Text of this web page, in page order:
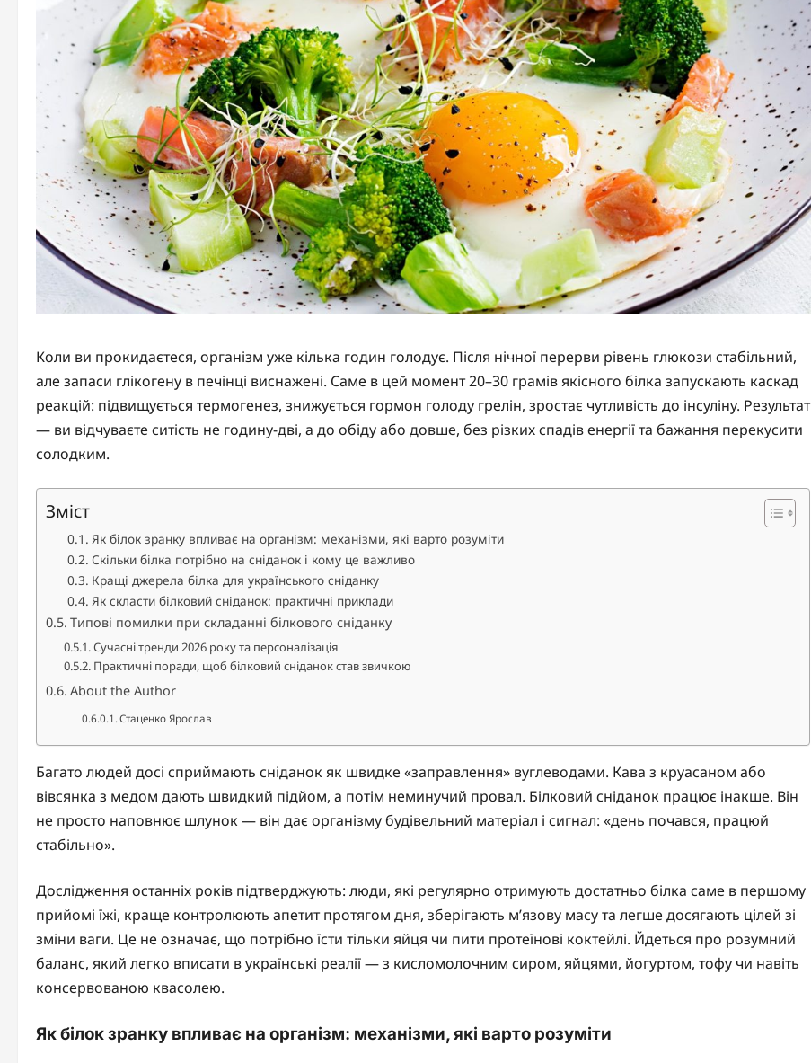
Коли ви прокидаєтеся, організм уже кілька годин голодує. Після нічної перерви рівень глюкози стабільний,
але запаси глікогену в печінці виснажені. Саме в цей момент 20–30 грамів якісного білка запускають каскад
реакцій: підвищується термогенез, знижується гормон голоду грелін, зростає чутливість до інсуліну. Результат
— ви відчуваєте ситість не годину-дві, а до обіду або довше, без різких спадів енергії та бажання перекусити
солодким.
Зміст
Як білок зранку впливає на організм: механізми, які варто розуміти
Скільки білка потрібно на сніданок і кому це важливо
Кращі джерела білка для українського сніданку
Як скласти білковий сніданок: практичні приклади
Типові помилки при складанні білкового сніданку
Сучасні тренди 2026 року та персоналізація
Практичні поради, щоб білковий сніданок став звичкою
About the Author
Стаценко Ярослав
Багато людей досі сприймають сніданок як швидке «заправлення» вуглеводами. Кава з круасаном або
вівсянка з медом дають швидкий підйом, а потім неминучий провал. Білковий сніданок працює інакше. Він
не просто наповнює шлунок — він дає організму будівельний матеріал і сигнал: «день почався, працюй
стабільно».
Дослідження останніх років підтверджують: люди, які регулярно отримують достатньо білка саме в першому
прийомі їжі, краще контролюють апетит протягом дня, зберігають м’язову масу та легше досягають цілей зі
зміни ваги. Це не означає, що потрібно їсти тільки яйця чи пити протеїнові коктейлі. Йдеться про розумний
баланс, який легко вписати в українські реалії — з кисломолочним сиром, яйцями, йогуртом, тофу чи навіть
консервованою квасолею.
Як білок зранку впливає на організм: механізми, які варто розуміти